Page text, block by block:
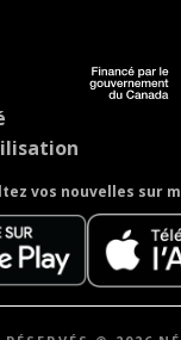
vos nouvelles sur